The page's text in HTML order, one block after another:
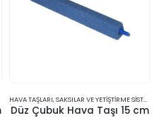
HAVA TAŞLARI,SAKSILAR VE YETIŞTIRME SISTEMLERI
Düz Çubuk Hava Taşı 15 cm